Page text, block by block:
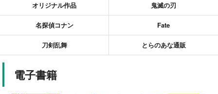
おまとめサイクル「定期便(月2)」一般会員様の利用再開のお知らせ（2026.02.05 掲載）
重要 「とらのあな×駿河屋日本橋乙女同人誌館」通販店頭受取サービス開始のお知らせ（2026.01.05 更新｜2025.12.30 掲載）
【2025/12/1より】「通販ポイント⇒とらコイン変換キャンペーン」終了のお知らせ（2025.11.21 掲載）
重要 ポイント付与・管理体制改定のお知らせ（2024.11.20 掲載）
オリジナル作品 鬼滅の刃
名探偵コナン Fate
刀剣乱舞 とらのあな通販
電子書籍